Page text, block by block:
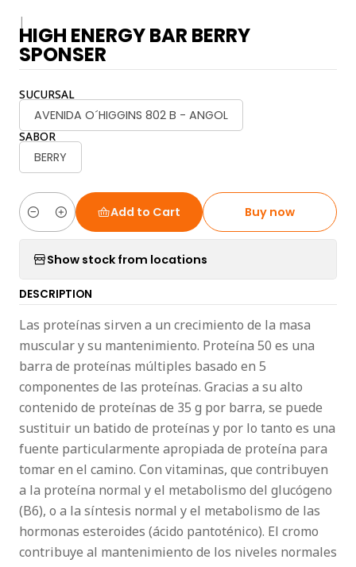
|
HIGH ENERGY BAR BERRY
SPONSER
SUCURSAL
AVENIDA O´HIGGINS 802 B - ANGOL
SABOR
BERRY
Quantity
Add to Cart Buy now
Show stock from locations
DESCRIPTION
Las proteínas sirven a un crecimiento de la masa
muscular y su mantenimiento. Proteína 50 es una
barra de proteínas múltiples basado en 5
componentes de las proteínas. Gracias a su alto
contenido de proteínas de 35 g por barra, se puede
sustituir un batido de proteínas y por lo tanto es una
fuente particularmente apropiada de proteína para
tomar en el camino. Con vitaminas, que contribuyen
a la proteína normal y el metabolismo del glucógeno
(B6), o a la síntesis normal y el metabolismo de las
hormonas esteroides (ácido pantoténico). El cromo
contribuye al mantenimiento de los niveles normales